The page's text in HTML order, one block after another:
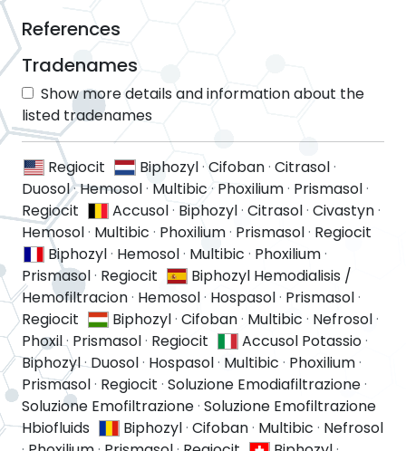
References
Tradenames
Show more details and information about the
listed tradenames
Regiocit Biphozyl· Cifoban· Citrasol·
Duosol·Hemosol· Multibic · Phoxilium· Prismasol·
Regiocit
Accusol· Biphozyl·Citrasol·Civastyn·
Hemosol· Multibic · Phoxilium· Prismasol· Regiocit
Biphozyl· Hemosol· Multibic · Phoxilium·
Prismasol· Regiocit
Biphozyl Hemodialisis /
Hemofiltracion· Hemosol· Hospasol· Prismasol·
Regiocit
Biphozyl·Cifoban· Multibic · Nefrosol·
Phoxil· Prismasol· Regiocit Accusol Potassio·
Biphozyl·Duosol· Hospasol· Multibic · Phoxilium·
Prismasol· Regiocit · Soluzione Emodiafiltrazione·
Soluzione Emofiltrazione· Soluzione Emofiltrazione
Hbiofluids
Biphozyl·Cifoban· Multibic · Nefrosol